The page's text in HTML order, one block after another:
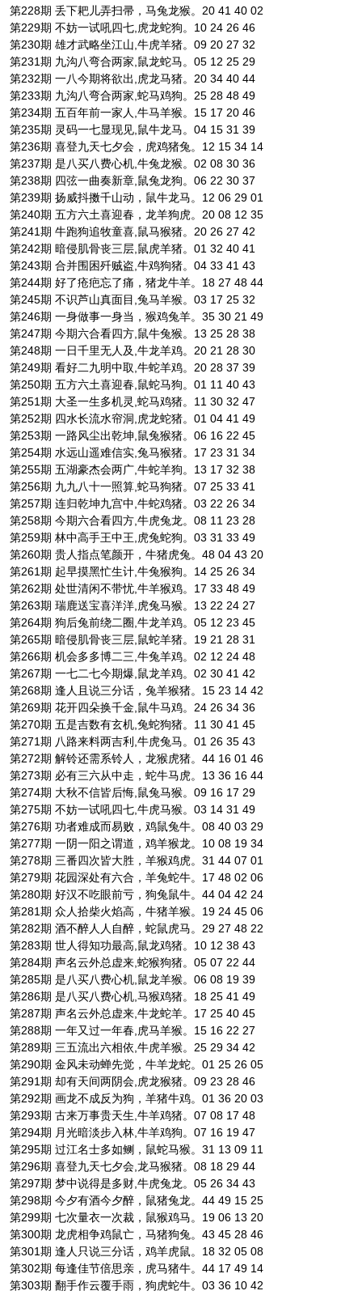
第228期 丢下耙儿弄扫帚，马兔龙猴。20 41 40 02
第229期 不妨一试吼四七,虎龙蛇狗。10 24 26 46
第230期 雄才武略坐江山,牛虎羊猪。09 20 27 32
第231期 九沟八弯合两家,鼠龙蛇马。05 12 25 29
第232期 一八今期将欲出,虎龙马猪。20 34 40 44
第233期 九沟八弯合两家,蛇马鸡狗。25 28 48 49
第234期 五百年前一家人,牛马羊猴。15 17 20 46
第235期 灵码一七显现见,鼠牛龙马。04 15 31 39
第236期 喜登九天七夕会，虎鸡猪兔。12 15 34 14
第237期 是八买八费心机,牛兔龙猴。02 08 30 36
第238期 四弦一曲奏新章,鼠兔龙狗。06 22 30 37
第239期 扬威抖擞千山动，鼠牛龙马。12 06 29 01
第240期 五方六土喜迎春，龙羊狗虎。20 08 12 35
第241期 牛跑狗追牧童喜,鼠马猴猪。20 26 27 42
第242期 暗侵肌骨丧三层,鼠虎羊猪。01 32 40 41
第243期 合并围困歼贼盗,牛鸡狗猪。04 33 41 43
第244期 好了疮疤忘了痛，猪龙牛羊。18 27 48 44
第245期 不识芦山真面目,兔马羊猴。03 17 25 32
第246期 一身做事一身当，猴鸡兔羊。35 30 21 49
第247期 今期六合看四方,鼠牛兔猴。13 25 28 38
第248期 一日千里无人及,牛龙羊鸡。20 21 28 30
第249期 看好二九明中取,牛蛇羊鸡。20 28 37 39
第250期 五方六土喜迎春,鼠蛇马狗。01 11 40 43
第251期 大圣一生多机灵,蛇马鸡猪。11 30 32 47
第252期 四水长流水帘洞,虎龙蛇猪。01 04 41 49
第253期 一路风尘出乾坤,鼠兔猴猪。06 16 22 45
第254期 水远山遥难信实,兔马猴猪。17 23 31 34
第255期 五湖豪杰会两广,牛蛇羊狗。13 17 32 38
第256期 九九八十一照算,蛇马狗猪。07 25 33 41
第257期 连归乾坤九宫中,牛蛇鸡猪。03 22 26 34
第258期 今期六合看四方,牛虎兔龙。08 11 23 28
第259期 林中高手王中王,虎兔蛇狗。03 31 33 49
第260期 贵人指点笔颜开，牛猪虎兔。48 04 43 20
第261期 起早摸黑忙生计,牛兔猴狗。14 25 26 34
第262期 处世清闲不带忧,牛羊猴鸡。17 33 48 49
第263期 瑞鹿送宝喜洋洋,虎兔马猴。13 22 24 27
第264期 狗后兔前绕二圈,牛龙羊鸡。05 12 23 45
第265期 暗侵肌骨丧三层,鼠蛇羊猪。19 21 28 31
第266期 机会多多博二三,牛兔羊鸡。02 12 24 48
第267期 一七二七今期爆,鼠龙羊鸡。02 30 41 42
第268期 逢人且说三分话，兔羊猴猪。15 23 14 42
第269期 花开四朵换千金,鼠牛马鸡。24 26 34 36
第270期 五是吉数有玄机,兔蛇狗猪。11 30 41 45
第271期 八路来料两吉利,牛虎兔马。01 26 35 43
第272期 解铃还需系铃人，龙猴虎猪。44 16 01 46
第273期 必有三六从中走，蛇牛马虎。13 36 16 44
第274期 大秋不信皆后悔,鼠兔马猴。09 16 17 29
第275期 不妨一试吼四七,牛虎马猴。03 14 31 49
第276期 功者难成而易败，鸡鼠兔牛。08 40 03 29
第277期 一阴一阳之谓道，鸡羊猴龙。10 08 19 34
第278期 三番四次皆大胜，羊猴鸡虎。31 44 07 01
第279期 花园深处有六合，羊兔蛇牛。17 48 02 06
第280期 好汉不吃眼前亏，狗兔鼠牛。44 04 42 24
第281期 众人拾柴火焰高，牛猪羊猴。19 24 45 06
第282期 酒不醉人人自醉，蛇鼠虎马。29 27 48 22
第283期 世人得知功最高,鼠龙鸡猪。10 12 38 43
第284期 声名云外总虚来,蛇猴狗猪。05 07 22 44
第285期 是八买八费心机,鼠龙羊猴。06 08 19 39
第286期 是八买八费心机,马猴鸡猪。18 25 41 49
第287期 声名云外总虚来,牛龙蛇羊。17 25 40 45
第288期 一年又过一年春,虎马羊猴。15 16 22 27
第289期 三五流出六相依,牛虎羊猴。25 29 34 42
第290期 金风未动蝉先觉，牛羊龙蛇。01 25 26 05
第291期 却有天间两阴会,虎龙猴猪。09 23 28 46
第292期 画龙不成反为狗，羊猪牛鸡。01 36 20 03
第293期 古来万事贵天生,牛羊鸡猪。07 08 17 48
第294期 月光暗淡步入林,牛羊鸡狗。07 16 19 47
第295期 过江名士多如鲗，鼠蛇马猴。31 13 09 11
第296期 喜登九天七夕会,龙马猴猪。08 18 29 44
第297期 梦中说得是多财,牛虎兔龙。05 26 34 43
第298期 今夕有酒今夕醉，鼠猪兔龙。44 49 15 25
第299期 七次量衣一次裁，鼠猴鸡马。19 06 13 20
第300期 龙虎相争鸡鼠亡，马猪狗兔。43 45 28 46
第301期 逢人只说三分话，鸡羊虎鼠。18 32 05 08
第302期 每逢佳节倍思亲，虎马猪牛。44 17 49 14
第303期 翻手作云覆手雨，狗虎蛇牛。03 36 10 42